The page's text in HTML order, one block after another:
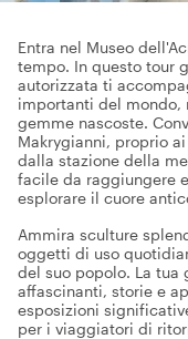
Entra nel Museo
tempo. In questo tour
autorizzata ti
importanti del mondo,
gemme nascoste.
Makrygianni, proprio
dalla stazione della
facile da raggiungere
esplorare il cuore
Ammira sculture
oggetti di uso
del suo popolo. La
affascinanti, storie e
esposizioni
per i viaggiatori di